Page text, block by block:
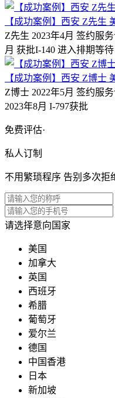
【成功案例】西安 Z先生
Z先生 2023年4月 签约服
月 获批I-140 进入排期等待
【成功案例】西安 Z博士
Z博士 2022年5月 签约服
2023年8月 I-797获批
免费评估·
私人订制
不用繁琐程序 告别多次拒
请选择意向国家
美国
加拿大
英国
西班牙
希腊
葡萄牙
爱尔兰
德国
中国香港
日本
新加坡